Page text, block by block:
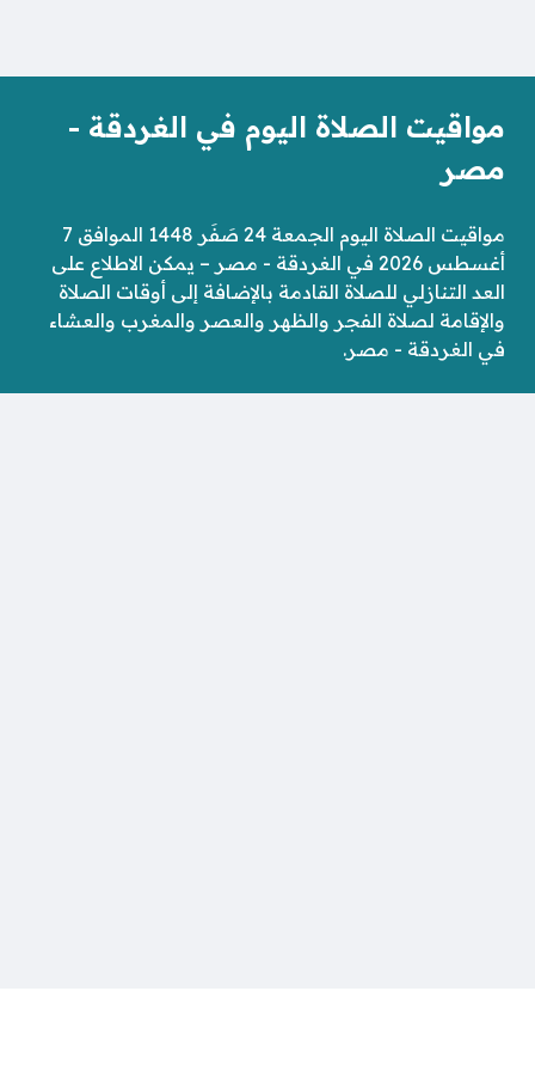
مواقيت الصلاة اليوم في الغردقة -
مصر
مواقيت الصلاة اليوم الجمعة 24 صَفَر 1448 الموافق 7
أغسطس 2026 في الغردقة - مصر – يمكن الاطلاع على
العد التنازلي للصلاة القادمة بالإضافة إلى أوقات الصلاة
والإقامة لصلاة الفجر والظهر والعصر والمغرب والعشاء
في الغردقة - مصر.